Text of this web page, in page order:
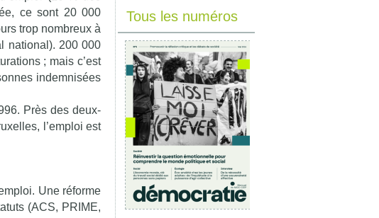
ce sont 20 000
trop nombreux à
national). 200 000
; mais c’est
indemnisées
Près des deux-
l’emploi est
Une réforme
(ACS, PRIME,
Tous les numéros